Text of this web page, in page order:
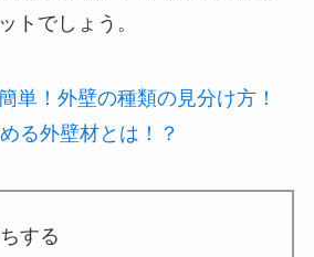
トでしょう。
単！外壁の種類の見分け方！
る外壁材とは！？
する